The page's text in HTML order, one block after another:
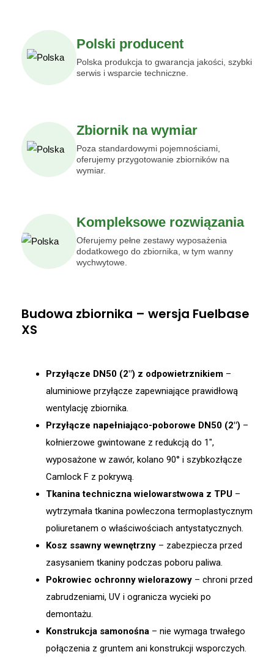
Polski producent
Polska produkcja to gwarancja jakości, szybki
serwis i wsparcie techniczne.
Zbiornik na wymiar
Poza standardowymi pojemnościami,
oferujemy przygotowanie zbiorników na
wymiar.
Kompleksowe rozwiązania
Oferujemy pełne zestawy wyposażenia
dodatkowego do zbiornika, w tym wanny
wychwytowe.
Budowa zbiornika – wersja Fuelbase
XS
Przyłącze DN50 (2″) z odpowietrznikiem –
aluminiowe przyłącze zapewniające prawidłową
wentylację zbiornika.
Przyłącze napełniająco-poborowe DN50 (2″) –
kołnierzowe gwintowane z redukcją do 1″,
wyposażone w zawór, kolano 90° i szybkozłącze
Camlock F z pokrywą.
Tkanina techniczna wielowarstwowa z TPU –
wytrzymała tkanina powleczona termoplastycznym
poliuretanem o właściwościach antystatycznych.
Kosz ssawny wewnętrzny – zabezpiecza przed
zasysaniem tkaniny podczas poboru paliwa.
Pokrowiec ochronny wielorazowy – chroni przed
zabrudzeniami, UV i ogranicza wycieki po
demontażu.
Konstrukcja samonośna – nie wymaga trwałego
połączenia z gruntem ani konstrukcji wsporczych.